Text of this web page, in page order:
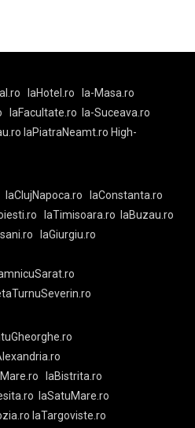
laHotel.ro
la-Masa.ro
laFacultate.ro la-Suceava.ro
laPiatraNeamt.ro High-
laClujNapoca.ro
laConstanta.ro
laTimisoara.ro laBuzau.ro
laGiurgiu.ro
laBistrita.ro
laSatuMare.ro
laTargoviste.ro